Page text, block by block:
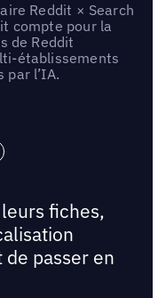
Reddit × Search
compte pour la
de Reddit
établissements
par l’IA.
fiches,
passer en